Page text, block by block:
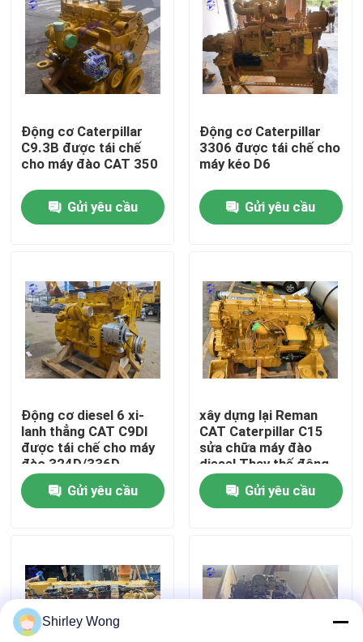
Nhà
Sản phẩm
Tham quan nhà máy
Kiểm soát chất lượng
Liên hệ chúng tôi
Yêu cầu báo giá
Động cơ
động cơ CUMMINS
Động cơ Caterpillar
C9.3B được tái chế
cho máy đào CAT 350
Gửi yêu cầu
Động cơ Caterpillar
3306 được tái chế cho
máy kéo D6
Gửi yêu cầu
Động cơ diesel 6 xi-
lanh thẳng CAT C9DI
được tái chế cho máy
đào 324D/336D
Gửi yêu cầu
xây dựng lại Reman
CAT Caterpillar C15
sửa chữa máy đào
diesel Thay thế động
cơ
Gửi yêu cầu
Shirley Wong